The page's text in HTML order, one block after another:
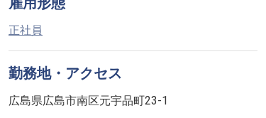
正社員
勤務地・アクセス
広島県広島市南区元宇品町23-1